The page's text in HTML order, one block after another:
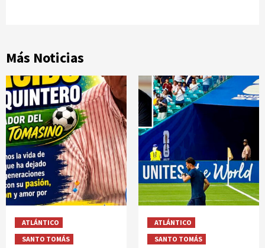
Más Noticias
ATLÁNTICO
SANTO TOMÁS
ATLÁNTICO
SANTO TOMÁS